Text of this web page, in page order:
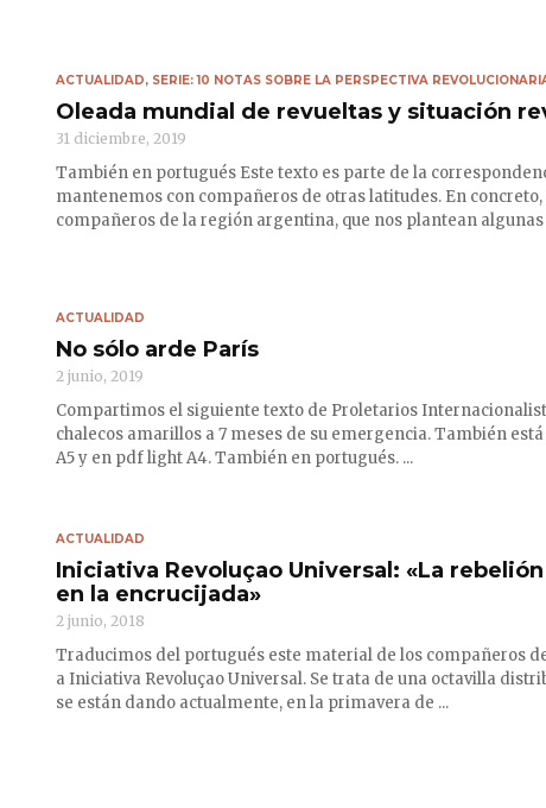
ACTUALIDAD, SERIE: 10 NOTAS SOBRE LA PERSPECTIVA
Oleada mundial de revueltas y situación
31 diciembre, 2019
También en portugués Este texto es parte de la
mantenemos con compañeros de otras latitudes. En
compañeros de la región argentina, que nos plantean algunas
ACTUALIDAD
No sólo arde París
2 junio, 2019
Compartimos el siguiente texto de Proletarios
chalecos amarillos a 7 meses de su emergencia. También
A5 y en pdf light A4. También en portugués. ...
ACTUALIDAD
Iniciativa Revoluçao Universal: «La
en la encrucijada»
2 junio, 2018
Traducimos del portugués este material de los compañeros
a Iniciativa Revoluçao Universal. Se trata de una octavilla
se están dando actualmente, en la primavera de ...